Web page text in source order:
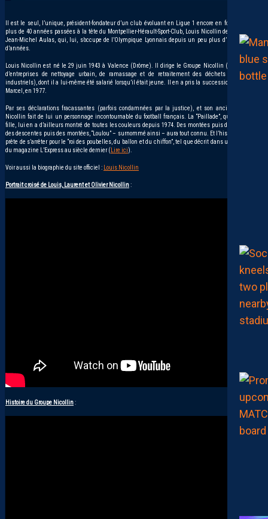
Il est le seul, l’unique, président-fondateur d’un club évoluant en Ligue 1 encore en fonction ! Avec
plus de 40 années passées à la tête du Montpellier-Hérault-Sport-Club, Louis Nicollin devance de loin
Jean-Michel Aulas, qui, lui, s’occupe de l’Olympique Lyonnais depuis un peu plus d’une vingtaine
d’années.
Louis Nicollin est né le 29 juin 1943 à Valence (Drôme). Il dirige le Groupe Nicollin (un ensemble
d’entreprises de nettoyage urbain, de ramassage et de retraitement des déchets ménagers et
industriels), dont il a lui-même été salarié lorsqu’il était jeune. Il en a pris la succession de son père,
Marcel, en 1977.
Par ses déclarations fracassantes (parfois condamnées par la justice), et son ancienneté, Louis
Nicollin fait de lui un personnage incontournable du football français. La “Paillade”, qu’il appelle sa
fille, lui en a d’ailleurs montré de toutes les couleurs depuis 1974. Des montées puis des descentes,
des descentes puis des montées, “Loulou” – surnommé ainsi – aura tout connu. Et l’histoire n’est pas
prête de s’arrêter pour le “roi des poubelles, du ballon et du chiffon”, tel que décrit dans une biographie
du magazine L’Express au siècle dernier ( Lire ici).
Voir aussi la biographie du site officiel : Louis Nicollin
Portrait croisé de Louis, Laurent et Olivier Nicollin:
Histoire du Groupe Nicollin: